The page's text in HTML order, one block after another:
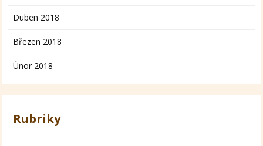
Duben 2018
Březen 2018
Únor 2018
Rubriky